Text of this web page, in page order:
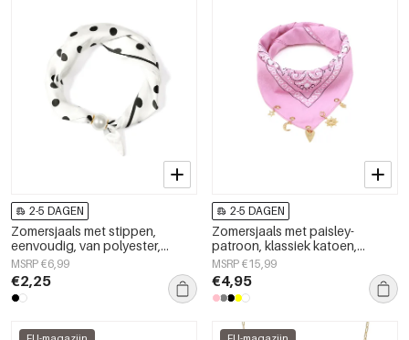
2-5 DAGEN
Zomersjaals met stippen,
eenvoudig, van polyester,
geschikt voor dagelijks gebruik.
MSRP €6,99
€2,25
2-5 DAGEN
Zomersjaals met paisley-
patroon, klassiek katoen,
dagelijkse accessoires
MSRP €15,99
€4,95